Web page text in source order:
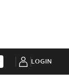
LOGIN